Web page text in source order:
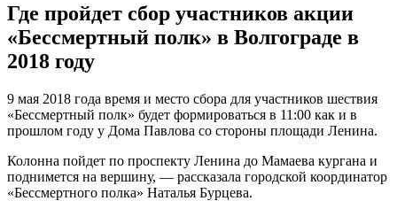
Где пройдет сбор участников акции
«Бессмертный полк» в Волгограде в
2018 году
9 мая 2018 года время и место сбора для участников шествия
«Бессмертный полк» будет формироваться в 11:00 как и в
прошлом году у Дома Павлова со стороны площади Ленина.
Колонна пойдет по проспекту Ленина до Мамаева кургана и
поднимется на вершину, — рассказала городской координатор
«Бессмертного полка» Наталья Бурцева.